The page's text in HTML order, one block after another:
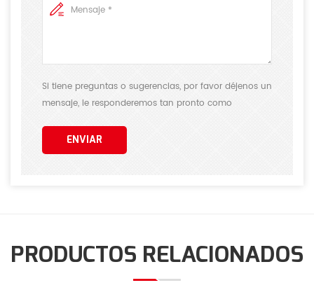
Si tiene preguntas o sugerencias, por favor déjenos un
mensaje, le responderemos tan pronto como
ENVIAR
PRODUCTOS RELACIONADOS